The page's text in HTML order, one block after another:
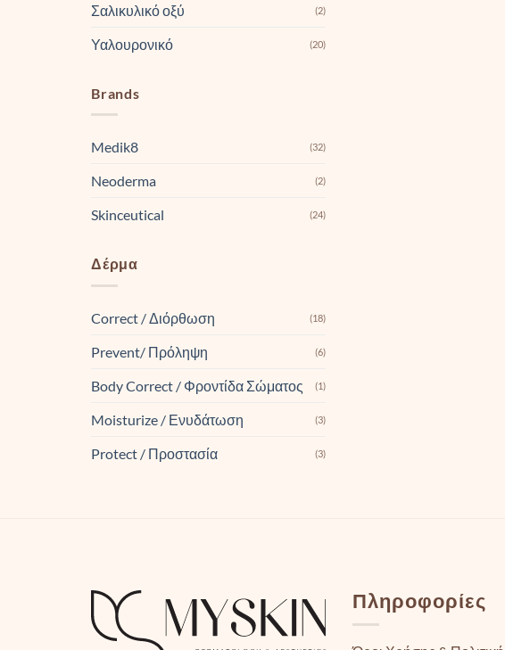
Σαλικυλικό οξύ (2)
Υαλουρονικό (20)
Brands
Medik8 (32)
Neoderma (2)
Skinceutical (24)
Δέρμα
Correct / Διόρθωση (18)
Prevent/ Πρόληψη (6)
Body Correct / Φροντίδα Σώματος (1)
Moisturize / Ενυδάτωση (3)
Protect / Προστασία (3)
Πληροφορίες